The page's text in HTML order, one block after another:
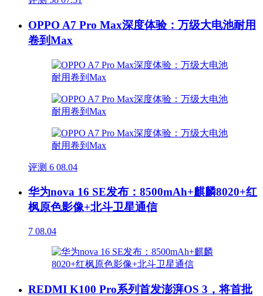
OPPO A7 Pro Max深度体验：万级大电池耐用
卷到Max
评测 6 08.04
华为nova 16 SE发布：8500mAh+麒麟8020+红
枫原色影像+北斗卫星通信
7 08.04
REDMI K100 Pro系列首发澎湃OS 3，将首批